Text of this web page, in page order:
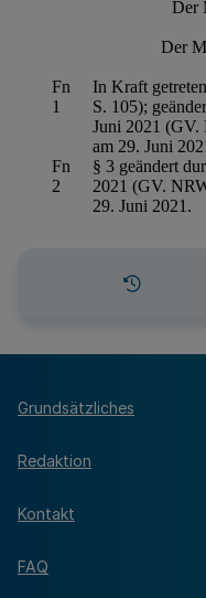
Grundsätzliches
Redaktion
Kontakt
FAQ